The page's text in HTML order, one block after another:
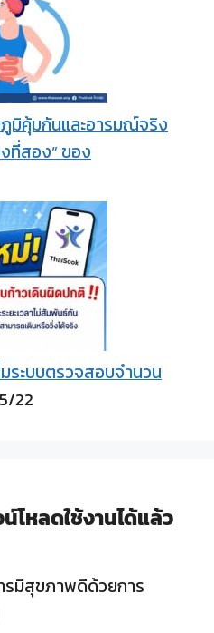
มิคุ้มกันและอารมณ์จริง
ที่สอง” ของ
ระบบตรวจสอบจำนวน
22
โหลดใช้งานได้แล้ว
รมีสุขภาพดีด้วยการ